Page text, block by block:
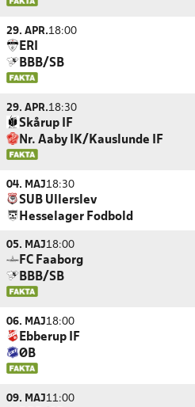
29. APR.18:00
ERI
BBB/SB
29. APR.18:30
Skårup IF
Nr. Aaby IK/Kauslunde IF
04. MAJ18:30
SUB Ullerslev
Hesselager Fodbold
05. MAJ18:00
FC Faaborg
BBB/SB
06. MAJ18:00
Ebberup IF
ØB
09. MAJ11:00